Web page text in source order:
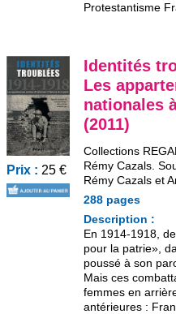
Protestantisme
Prix : 25 €
Identités
Les
nationales
(2011)
Collections
Rémy Cazals.
Rémy Cazals et
288 pages
Description :
En 1914-1918,
pour la patrie»,
poussé à son
Mais ces
femmes en
antérieures :